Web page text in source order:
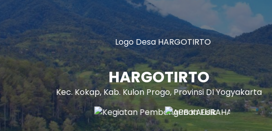
HARGOTIRTO
Kec. Kokap, Kab. Kulon Progo, Provinsi DI Yogyakarta